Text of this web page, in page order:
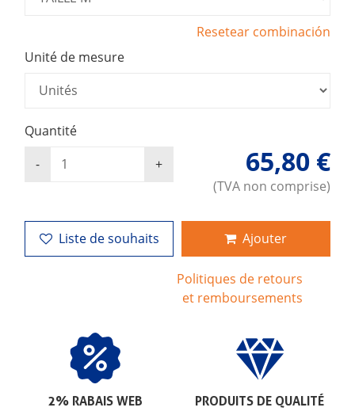
Resetear combinación
Unité de mesure
Quantité
65,80 €
(TVA non comprise)
Liste de souhaits Ajouter
Politiques de retours
et remboursements
2% RABAIS WEB PRODUITS DE QUALITÉ